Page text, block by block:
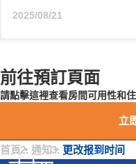
2025/08/21
前往預訂頁面​
請點擊這裡查看房間可用性和
立
首頁・ 通知・ 更改报到时间